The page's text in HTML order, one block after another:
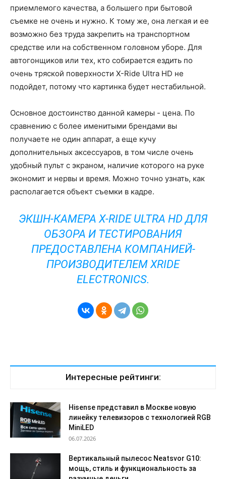
приемлемого качества, а большего при бытовой
съемке не очень и нужно. К тому же, она легкая и ее
возможно без труда закрепить на транспортном
средстве или на собственном головном уборе. Для
автогонщиков или тех, кто собирается ездить по
очень тряской поверхности X-Ride Ultra HD не
подойдет, потому что картинка будет нестабильной.
Основное достоинство данной камеры - цена. По
сравнению с более именитыми брендами вы
получаете не один аппарат, а еще кучу
дополнительных аксессуаров, в том числе очень
удобный пульт с экраном, наличие которого на руке
экономит и нервы и время. Можно точно узнать, как
располагается объект съемки в кадре.
ЭКШН-КАМЕРА X-RIDE ULTRA HD ДЛЯ
ОБЗОРА И ТЕСТИРОВАНИЯ
ПРЕДОСТАВЛЕНА КОМПАНИЕЙ-
ПРОИЗВОДИТЕЛЕМ XRIDE
ELECTRONICS.
Интересные рейтинги:
Hisense представил в Москве новую
линейку телевизоров с технологией RGB
MiniLED
06.07.2026
Вертикальный пылесос Neatsvor G10:
мощь, стиль и функциональность за